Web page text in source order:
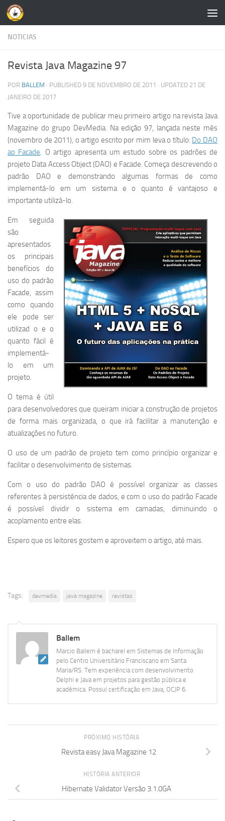
Skip to content
NOTICIAS
Revista Java Magazine 97
POR BALLEM · PUBLISHED 9 DE NOVEMBRO DE 2011 · UPDATED 21 DE
JANEIRO DE 2017
Tive a oportunidade de publicar meu primeiro artigo na revista Java
Magazine do grupo DevMedia. Na edição 97, lançada neste mês
(novembro de 2011), o artigo escrito por mim leva o título: Do DAO
ao Facade. O artigo apresenta um estudo sobre os padrões de
projeto Data Access Object (DAO) e Facade. Começa descrevendo o
padrão DAO e demonstrando algumas formas de como
implementá-lo em um sistema e o quanto é vantajoso e
importante utilizá-lo.
Em seguida
são
apresentados
os principais
benefícios do
uso do padrão
Facade, assim
como quando
ele pode ser
utilizad o e o
quanto fácil é
implementá-
lo em um
projeto.
O tema é útil
para desenvolvedores que queiram iniciar a construção de projetos
de forma mais organizada, o que irá facilitar a manutenção e
atualizações no futuro.
O uso de um padrão de projeto tem como princípio organizar e
facilitar o desenvolvimento de sistemas.
Com o uso do padrão DAO é possível organizar as classes
referentes à persistência de dados, e com o uso do padrão Facade
é possível dividir o sistema em camadas, diminuindo o
acoplamento entre elas.
Espero que os leitores gostem e aproveitem o artigo, até mais.
Tags: devmedia java magazine revistas
Ballem
Marcio Ballem é bacharel em Sistemas de Informação
pelo Centro Universitário Franciscano em Santa
Maria/RS. Tem experiência com desenvolvimento
Delphi e Java em projetos para gestão pública e
acadêmica. Possui certificação em Java, OCJP 6.
PRÓXIMO HISTÓRIA
Revista easy Java Magazine 12
HISTÓRIA ANTERIOR
Hibernate Validator Versão 3.1.0GA